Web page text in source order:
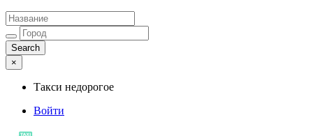
×
Такси недорогое
Войти